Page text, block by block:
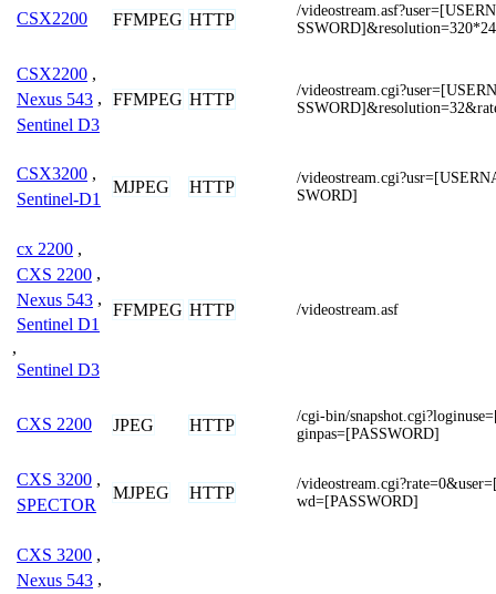
CSX2200 FFMPEG HTTP
/
CSX2200 ,
Nexus 543 ,
Sentinel D3
FFMPEG HTTP
/
CSX3200 ,
Sentinel-D1
MJPEG HTTP
/
SWORD]
cx 2200 ,
CXS 2200 ,
Nexus 543 ,
Sentinel D1
,
Sentinel D3
FFMPEG HTTP /videostream.asf
CXS 2200 JPEG HTTP
/cgi-bin/
ginpas=[PASSWORD]
CXS 3200 ,
SPECTOR
MJPEG HTTP
/
wd=[PASSWORD]
CXS 3200 ,
Nexus 543 ,